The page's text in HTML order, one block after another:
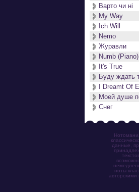
Варто чи нi
My Way
Ich Will
Nemo
Журавли
Numb (Piano)
It's True
Буду ждать
I Dreamt Of
Моей душе
Снег
данные,
ноты
авторскими